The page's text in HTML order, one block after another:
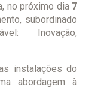
no próximo dia 7
subordinado
Inovação,
instalações do
abordagem à